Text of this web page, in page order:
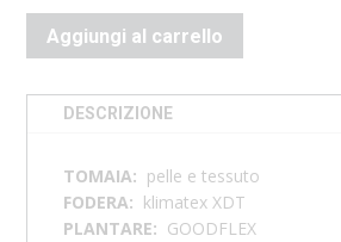
Aggiungi al carrello
DESCRIZIONE
TOMAIA: pelle e tessuto
FODERA: klimatex XDT
PLANTARE: GOODFLEX